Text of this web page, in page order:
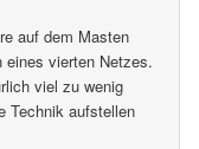
auf dem Masten
vierten Netzes.
viel zu wenig
Technik aufstellen